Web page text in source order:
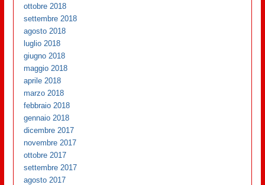
ottobre 2018
settembre 2018
agosto 2018
luglio 2018
giugno 2018
maggio 2018
aprile 2018
marzo 2018
febbraio 2018
gennaio 2018
dicembre 2017
novembre 2017
ottobre 2017
settembre 2017
agosto 2017